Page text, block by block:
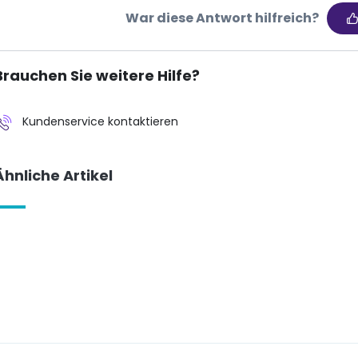
War diese Antwort hilfreich?
Sie weitere Hilfe?
Kundenservice kontaktieren
Artikel